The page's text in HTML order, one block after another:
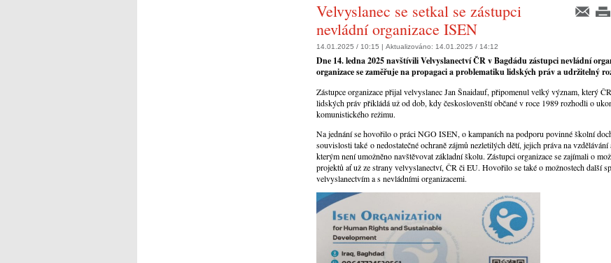
Velvyslanec se setkal se zástupci
nevládní organizace ISEN
14.01.2025 / 10:15 | Aktualizováno: 14.01.2025 / 14:12
Dne 14. ledna 2025 navštívili Velvyslanectví ČR v Bagdádu zástupci nevládní
organizace se zaměřuje na propagaci a problematiku lidských práv a udržitelný
Zástupce organizace přijal velvyslanec Jan Šnaidauf, připomenul velký význam, který
lidských práv přikládá už od dob, kdy českoslovenští občané v roce 1989 rozhodli o
komunistického režimu.
Na jednání se hovořilo o práci NGO ISEN, o kampaních na podporu povinné školní
souvislosti také o nedostatečné ochraně zájmů nezletilých dětí, jejich práva na
kterým není umožněno navštěvovat základní školu. Zástupci organizace se zajímali o
projektů ať už ze strany velvyslanectví, ČR či EU. Hovořilo se také o možnostech další
velvyslanectvím a s nevládními organizacemi.